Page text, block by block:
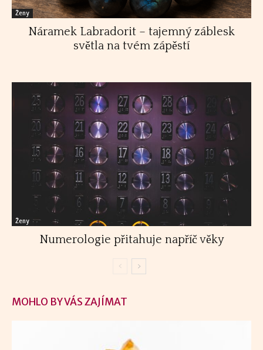
Ženy
Náramek Labradorit – tajemný záblesk
světla na tvém zápěstí
Ženy
Numerologie přitahuje napříč věky
MOHLO BY VÁS ZAJÍMAT